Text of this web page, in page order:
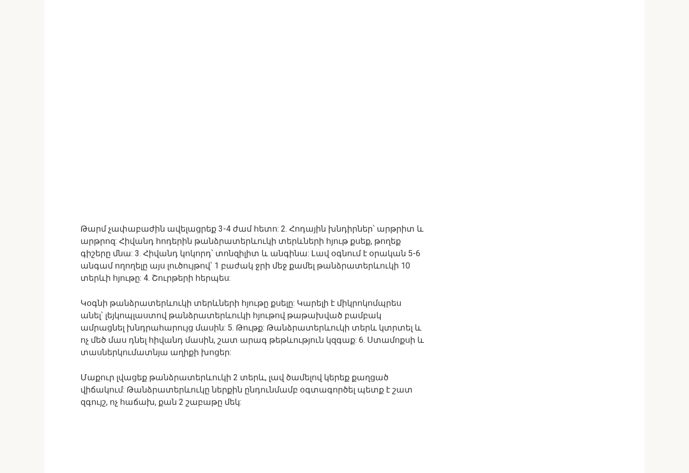
Թարմ չափաբաժին ավելացրեք 3-4 ժամ հետո: 2. Հոդային խնդիրներ՝ արթրիտ և
արթրոզ: Հիվանդ հոդերին թանձրատերևուկի տերևների հյութ քսեք, թողեք
գիշերը մնա: 3. Հիվանդ կոկորդ՝ տոնզիլիտ և անգինա: Լավ օգնում է օրական 5-6
անգամ ողողելը այս լուծույթով՝ 1 բաժակ ջրի մեջ քամել թանձրատերևուկի 10
տերևի հյութը: 4. Շուրթերի հերպես:
Կօգնի թանձրատերևուկի տերևների հյութը քսելը: Կարելի է միկրոկոմպրես
անել՝ լեյկոպլաստով թանձրատերևուկի հյութով թաթախված բամբակ
ամրացնել խնդրահարույց մասին: 5. Թութք: Թանձրատերևուկի տերև կտրտել և
ոչ մեծ մաս դնել հիվանդ մասին, շատ արագ թեթևություն կզգաք: 6. Ստամոքսի և
տասներկումատնյա աղիքի խոցեր:
Մաքուր լվացեք թանձրատերևուկի 2 տերև, լավ ծամելով կերեք քաղցած
վիճակում: Թանձրատերևուկը ներքին ընդունմամբ օգտագործել պետք է շատ
զգույշ, ոչ հաճախ, քան 2 շաբաթը մեկ: